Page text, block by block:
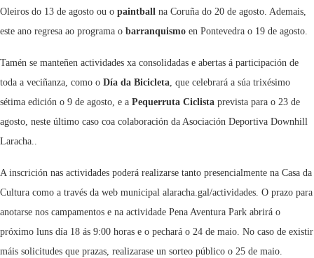
Oleiros do 13 de agosto ou o paintball na Coruña do 20 de agosto. Ademais,
este ano regresa ao programa o barranquismo en Pontevedra o 19 de agosto.
Tamén se manteñen actividades xa consolidadas e abertas á participación de
toda a veciñanza, como o Día da Bicicleta, que celebrará a súa trixésimo
sétima edición o 9 de agosto, e a Pequerruta Ciclista prevista para o 23 de
agosto, neste último caso coa colaboración da Asociación Deportiva Downhill
Laracha..
A inscrición nas actividades poderá realizarse tanto presencialmente na Casa da
Cultura como a través da web municipal alaracha.gal/actividades. O prazo para
anotarse nos campamentos e na actividade Pena Aventura Park abrirá o
próximo luns día 18 ás 9:00 horas e o pechará o 24 de maio. No caso de existir
máis solicitudes que prazas, realizarase un sorteo público o 25 de maio.